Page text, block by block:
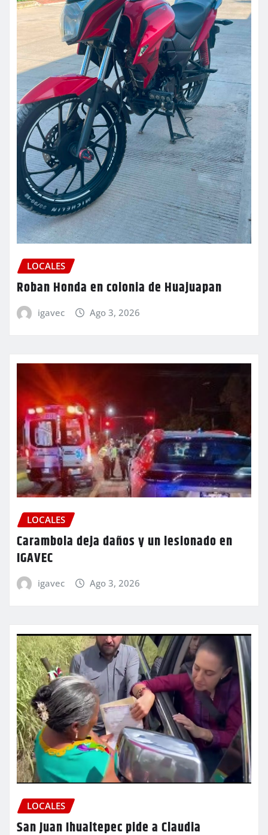
LOCALES
Roban Honda en colonia de Huajuapan
igavec Ago 3, 2026
LOCALES
Carambola deja daños y un lesionado en
IGAVEC
igavec Ago 3, 2026
LOCALES
San Juan Ihualtepec pide a Claudia